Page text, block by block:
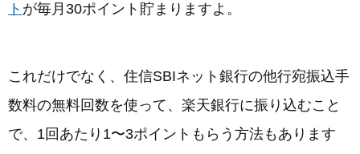
ト が毎月30ポイント貯まりますよ。
これだけでなく、住信SBIネット銀行の他行宛振込手
数料の無料回数を使って、楽天銀行に振り込むこと
で、1回あたり1〜3ポイントもらう方法もあります